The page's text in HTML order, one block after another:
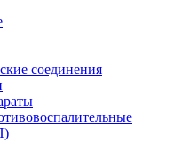
соединения